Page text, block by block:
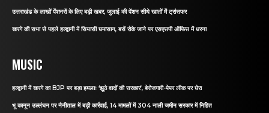
उत्तराखंड के लाखों पेंशनरों के लिए बड़ी खबर, जुलाई की पेंशन सीधे खातों में ट्रांसफर
खरगे की सभा से पहले हल्द्वानी में सियासी घमासान, बसें रोके जाने पर एसएसपी ऑफिस में धरना
MUSIC
हल्द्वानी में खरगे का BJP पर बड़ा हमलाः ‘झूठे वादों की सरकार’, बेरोजगारी-पेपर लीक पर घेरा
भू कानून उल्लंघन पर नैनीताल में बड़ी कार्रवाई, 14 मामलों में 304 नाली जमीन सरकार में निहित